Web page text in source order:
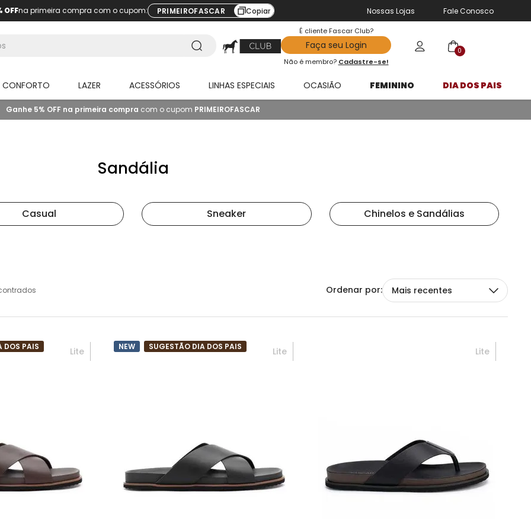
OFFna primeira compra com o cupom: PRIMEIROFASCAR Copiar Nossas Lojas Fale Conosco
É cliente Fascar Club?
Faça seu Login
Não é membro? Cadastre-se!
0
LAZER ACESSÓRIOS LINHAS ESPECIAIS OCASIÃO FEMININO DIA DOS PAIS
Ganhe 5% OFF na primeira compra com o cupom PRIMEIROFASCAR
Sandália
Casual Sneaker Chinelos e Sandálias
Mais recentes
Lite
DOS PAIS Lite
NEW SUGESTÃO DIA DOS PAIS Lite